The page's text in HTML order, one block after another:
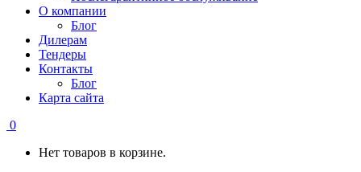
О компании
Блог
Дилерам
Тендеры
Контакты
Блог
Карта сайта
0
Нет товаров в корзине.